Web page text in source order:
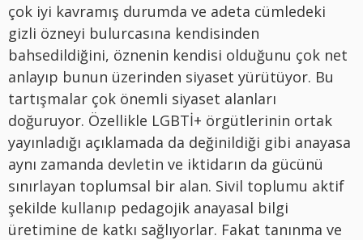
çok iyi kavramış durumda ve adeta cümledeki
gizli özneyi bulurcasına kendisinden
bahsedildiğini, öznenin kendisi olduğunu çok net
anlayıp bunun üzerinden siyaset yürütüyor. Bu
tartışmalar çok önemli siyaset alanları
doğuruyor. Özellikle LGBTİ+ örgütlerinin ortak
yayınladığı açıklamada da değinildiği gibi anayasa
aynı zamanda devletin ve iktidarın da gücünü
sınırlayan toplumsal bir alan. Sivil toplumu aktif
şekilde kullanıp pedagojik anayasal bilgi
üretimine de katkı sağlıyorlar. Fakat tanınma ve